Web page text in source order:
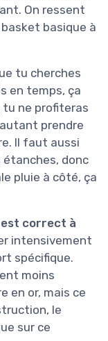
On ressent
basique à
tu cherches
en temps, ça
tu ne profiteras
prendre
Il faut aussi
étanches, donc
pluie à côté, ça
correct à
intensivement
spécifique.
moins
en or, mais ce
le
sur ce